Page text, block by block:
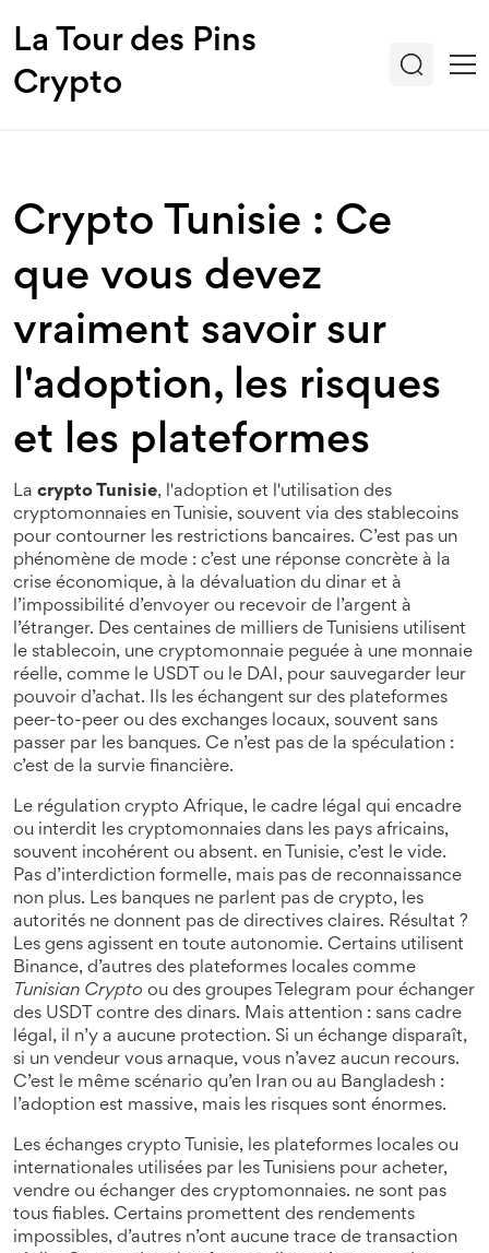
La Tour des Pins
Crypto
Crypto Tunisie : Ce
que vous devez
vraiment savoir sur
l'adoption, les risques
et les plateformes
La crypto Tunisie, l'adoption et l'utilisation des
cryptomonnaies en Tunisie, souvent via des stablecoins
pour contourner les restrictions bancaires. C’est pas un
phénomène de mode : c’est une réponse concrète à la
crise économique, à la dévaluation du dinar et à
l’impossibilité d’envoyer ou recevoir de l’argent à
l’étranger. Des centaines de milliers de Tunisiens utilisent
le stablecoin, une cryptomonnaie peguée à une monnaie
réelle, comme le USDT ou le DAI, pour sauvegarder leur
pouvoir d’achat. Ils les échangent sur des plateformes
peer-to-peer ou des exchanges locaux, souvent sans
passer par les banques. Ce n’est pas de la spéculation :
c’est de la survie financière.
Le régulation crypto Afrique, le cadre légal qui encadre
ou interdit les cryptomonnaies dans les pays africains,
souvent incohérent ou absent. en Tunisie, c’est le vide.
Pas d’interdiction formelle, mais pas de reconnaissance
non plus. Les banques ne parlent pas de crypto, les
autorités ne donnent pas de directives claires. Résultat ?
Les gens agissent en toute autonomie. Certains utilisent
Binance, d’autres des plateformes locales comme
Tunisian Crypto ou des groupes Telegram pour échanger
des USDT contre des dinars. Mais attention : sans cadre
légal, il n’y a aucune protection. Si un échange disparaît,
si un vendeur vous arnaque, vous n’avez aucun recours.
C’est le même scénario qu’en Iran ou au Bangladesh :
l’adoption est massive, mais les risques sont énormes.
Les échanges crypto Tunisie, les plateformes locales ou
internationales utilisées par les Tunisiens pour acheter,
vendre ou échanger des cryptomonnaies. ne sont pas
tous fiables. Certains promettent des rendements
impossibles, d’autres n’ont aucune trace de transaction